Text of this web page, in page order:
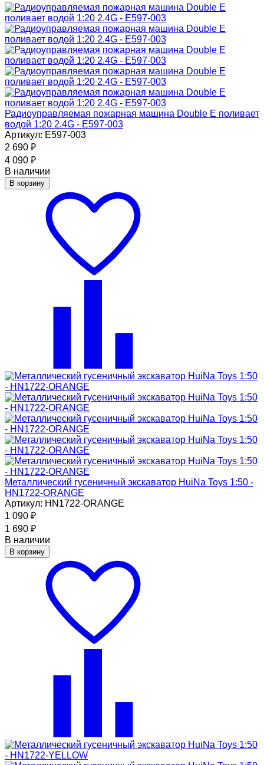
Радиоуправляемая пожарная машина Double E поливает
водой 1:20 2.4G - E597-003
Артикул: E597-003
2 690 ₽
4 090 ₽
В наличии
В корзину
Металлический гусеничный экскаватор HuiNa Toys 1:50 -
HN1722-ORANGE
Артикул: HN1722-ORANGE
1 090 ₽
1 690 ₽
В наличии
В корзину